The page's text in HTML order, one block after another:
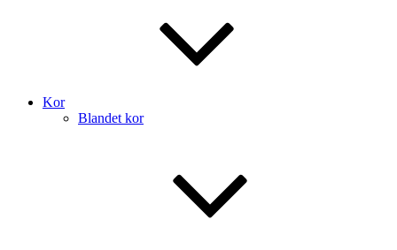
Kor
Blandet kor